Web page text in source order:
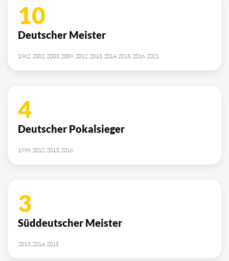
10
Deutscher Meister
1962, 2002, 2003, 2009, 2012, 2013, 2014, 2015, 2016, 2021
4
Deutscher Pokalsieger
1998, 2012, 2013, 2016
3
Süddeutscher Meister
2013, 2014, 2015